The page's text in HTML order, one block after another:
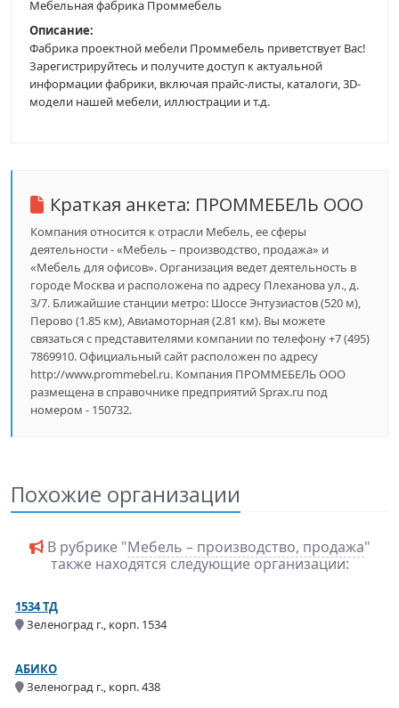
Мебельная фабрика Проммебель
Описание:
Фабрика проектной мебели Проммебель приветствует Вас!
Зарегистрируйтесь и получите доступ к актуальной
информации фабрики, включая прайс-листы, каталоги, 3D-
модели нашей мебели, иллюстрации и т.д.
Краткая анкета: ПРОММЕБЕЛЬ ООО
Компания относится к отрасли Мебель, ее сферы
деятельности - «Мебель – производство, продажа» и
«Мебель для офисов». Организация ведет деятельность в
городе Москва и расположена по адресу Плеханова ул., д.
3/7. Ближайшие станции метро: Шоссе Энтузиастов (520 м),
Перово (1.85 км), Авиамоторная (2.81 км). Вы можете
связаться с представителями компании по телефону +7 (495)
7869910. Официальный сайт расположен по адресу
http://www.prommebel.ru. Компания ПРОММЕБЕЛЬ ООО
размещена в справочнике предприятий Sprax.ru под
номером - 150732.
Похожие организации
В рубрике "Мебель – производство, продажа"
также находятся следующие организации:
1534 ТД
Зеленоград г., корп. 1534
АБИКО
Зеленоград г., корп. 438